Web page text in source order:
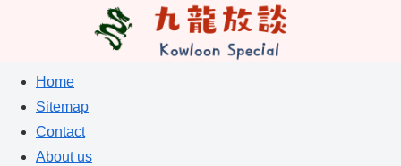
Home
Sitemap
Contact
About us